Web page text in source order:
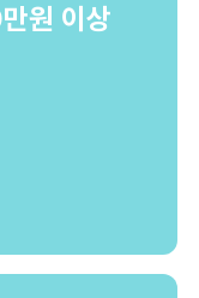
원 이상